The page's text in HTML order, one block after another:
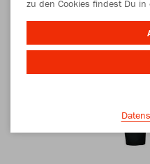
zu den Cookies findest Du